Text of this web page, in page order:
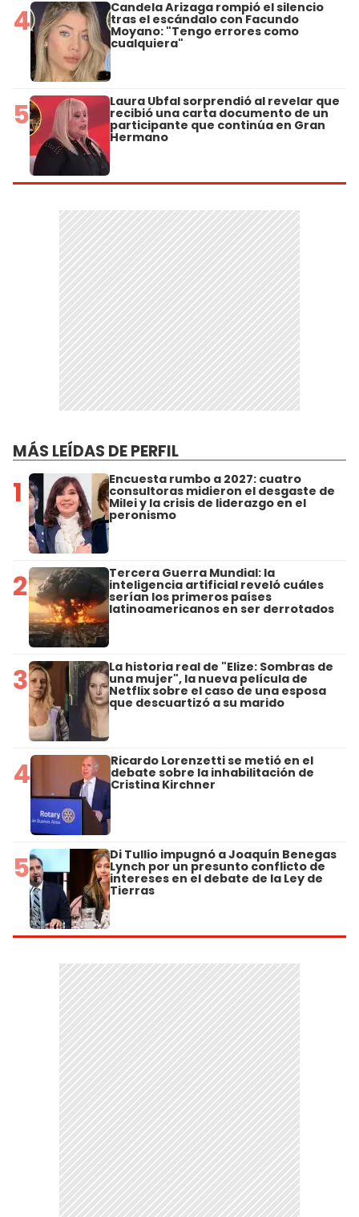
4 Candela Arizaga rompió el silencio
tras el escándalo con Facundo
Moyano: "Tengo errores como
cualquiera"
5 Laura Ubfal sorprendió al revelar que
recibió una carta documento de un
participante que continúa en Gran
Hermano
MÁS LEÍDAS DE PERFIL
1 Encuesta rumbo a 2027: cuatro
consultoras midieron el desgaste de
Milei y la crisis de liderazgo en el
peronismo
2 Tercera Guerra Mundial: la
inteligencia artificial reveló cuáles
serían los primeros países
latinoamericanos en ser derrotados
3 La historia real de "Elize: Sombras de
una mujer", la nueva película de
Netflix sobre el caso de una esposa
que descuartizó a su marido
4 Ricardo Lorenzetti se metió en el
debate sobre la inhabilitación de
Cristina Kirchner
5 Di Tullio impugnó a Joaquín Benegas
Lynch por un presunto conflicto de
intereses en el debate de la Ley de
Tierras